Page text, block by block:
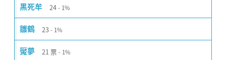
黒死牟 24 1%
雛鶴 23 1%
魘夢 21 票 1%